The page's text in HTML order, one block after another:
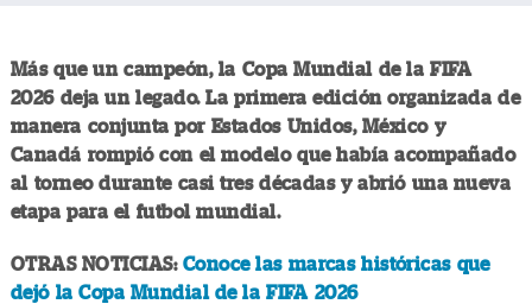
Más que un campeón, la Copa Mundial de la FIFA
2026 deja un legado. La primera edición organizada de
manera conjunta por Estados Unidos, México y
Canadá rompió con el modelo que había acompañado
al torneo durante casi tres décadas y abrió una nueva
etapa para el futbol mundial.
OTRAS NOTICIAS: Conoce las marcas históricas que
dejó la Copa Mundial de la FIFA 2026